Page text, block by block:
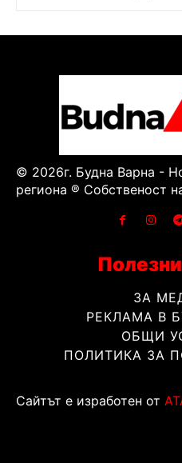
© 2026г. Будна Варна -
региона ® Собственост
ЗА
РЕКЛАМА В
ОБЩИ
ПОЛИТИКА ЗА
Сайтът е изработен от